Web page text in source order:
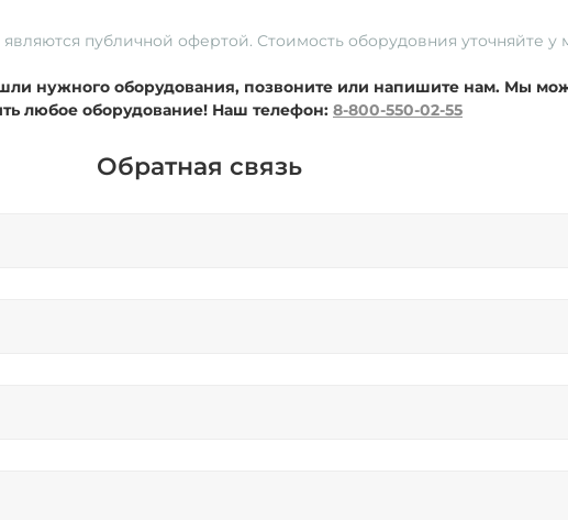
публичной офертой. Стоимость оборудовния уточняйте у
нужного оборудования, позвоните или напишите нам. Мы
любое оборудование! Наш телефон: 8-800-550-02-55
Обратная связь